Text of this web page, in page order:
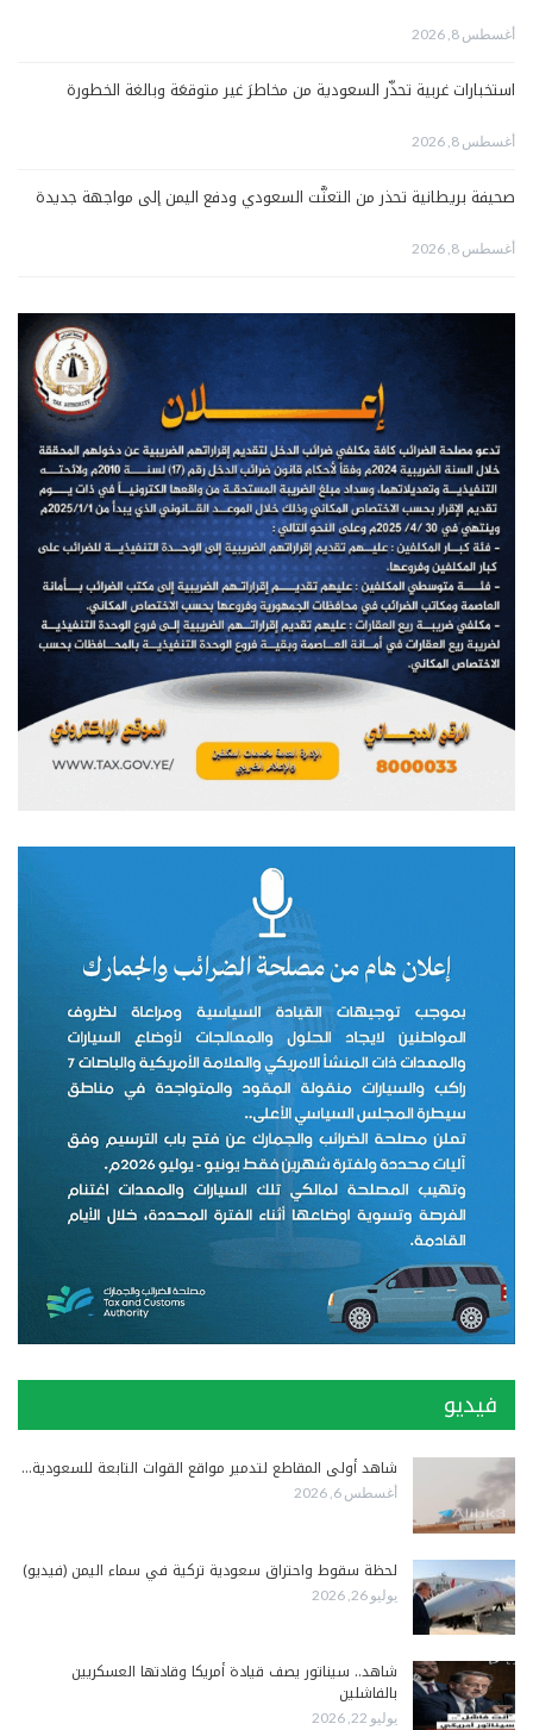
أغسطس 8, 2026
استخبارات غربية تحذّر السعودية من مخاطرَ غير متوقعَة وبالغة الخطورة
أغسطس 8, 2026
صحيفة بريطانية تحذر من التعنُّت السعودي ودفع اليمن إلى مواجهة جديدة
أغسطس 8, 2026
فيديو
شاهد أولى المقاطع لتدمير مواقع القوات التابعة للسعودية…
أغسطس 6, 2026
لحظة سقوط واحتراق سعودية تركية في سماء اليمن (فيديو)
يوليو 26, 2026
شاهد.. سيناتور يصف قيادة أمريكا وقادتها العسكريين
بالفاشلين
يوليو 22, 2026